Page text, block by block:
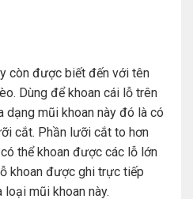
còn được biết đến với tên
Dùng để khoan cái lỗ trên
dạng mũi khoan này đó là có
cắt. Phần lưỡi cắt to hơn
thể khoan được các lỗ lớn
khoan được ghi trực tiếp
mũi khoan này.